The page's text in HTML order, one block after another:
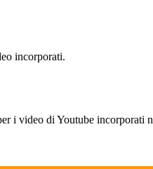
incorporati.
i video di Youtube